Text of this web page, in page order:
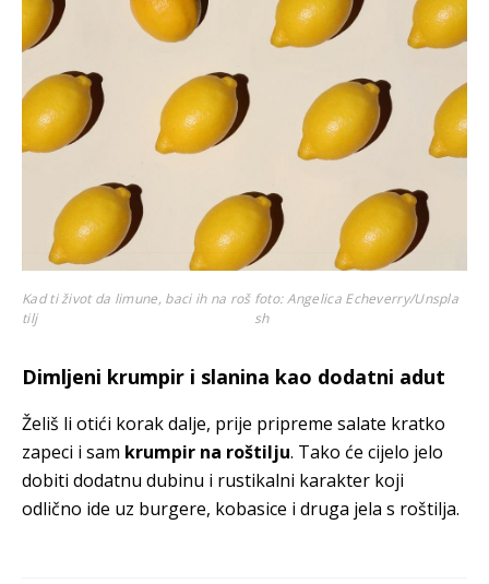
Kad ti život da limune, baci ih na roš
tilj
foto: Angelica Echeverry/Unspla
sh
Dimljeni krumpir i slanina kao dodatni adut
Želiš li otići korak dalje, prije pripreme salate kratko
zapeci i sam krumpir na roštilju. Tako će cijelo jelo
dobiti dodatnu dubinu i rustikalni karakter koji
odlično ide uz burgere, kobasice i druga jela s roštilja.